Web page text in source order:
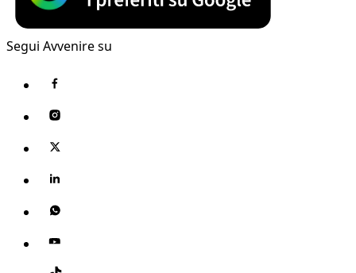
Segui Avvenire su